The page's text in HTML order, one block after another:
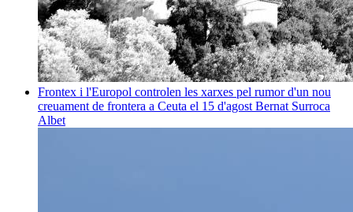
Frontex i l'Europol controlen les xarxes pel rumor d'un nou
creuament de frontera a Ceuta el 15 d'agost Bernat Surroca
Albet